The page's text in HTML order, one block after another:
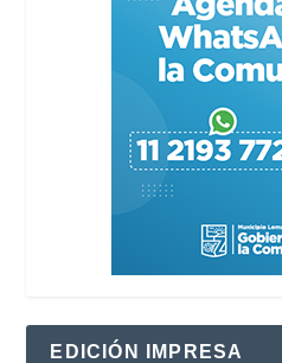
EDICIÓN IMPRESA